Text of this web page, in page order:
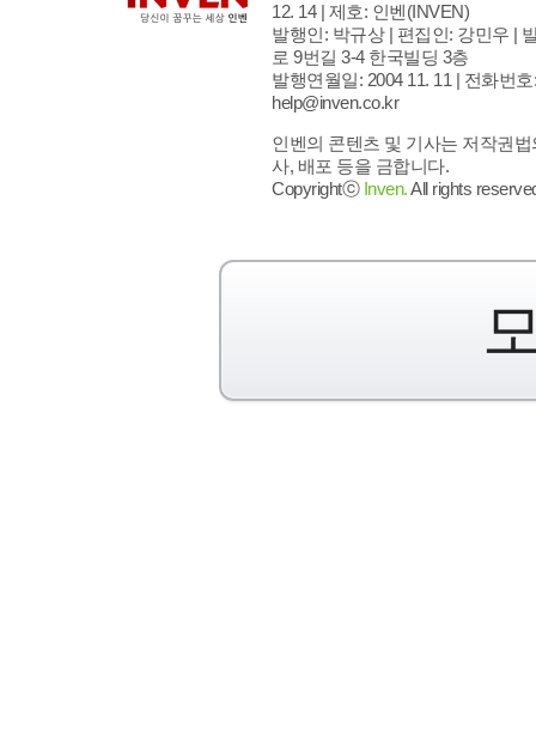
12. 14 | 제호: 인벤(INVEN)
발행인: 박규상 | 편집인: 강민우 |
로 9번길 3-4 한국빌딩 3층
발행연월일: 2004 11. 11 | 전화번호
help@inven.co.kr
인벤의 콘텐츠 및 기사는 저작권
사, 배포 등을 금합니다.
Copyrightⓒ Inven.All rights